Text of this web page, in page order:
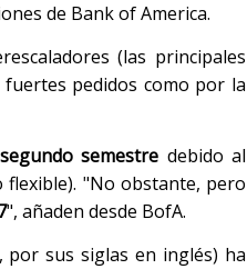
de Bank of America.
(las principales
pedidos como por la
semestre debido al
"No obstante, pero
", añaden desde BofA.
por sus siglas en inglés) ha